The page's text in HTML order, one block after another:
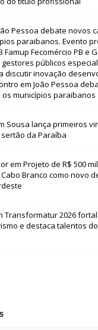
Pessoa debate novos
paraibanos. Evento
Famup Fecomércio PB e
públicos
discutir inovação
em João Pessoa
municípios paraibanos
Sousa lança primeiros
da Paraíba
em Projeto de R$ 500
Branco como novo
Transformatur 2026
e destaca talentos